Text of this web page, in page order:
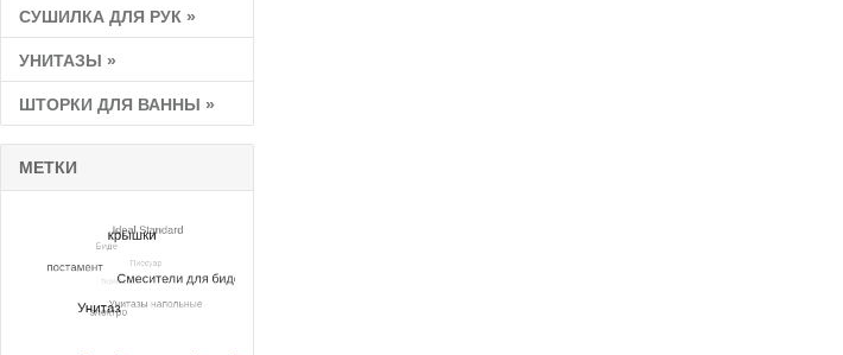
СУШИЛКА ДЛЯ РУК »
УНИТАЗЫ »
ШТОРКИ ДЛЯ ВАННЫ »
МЕТКИ